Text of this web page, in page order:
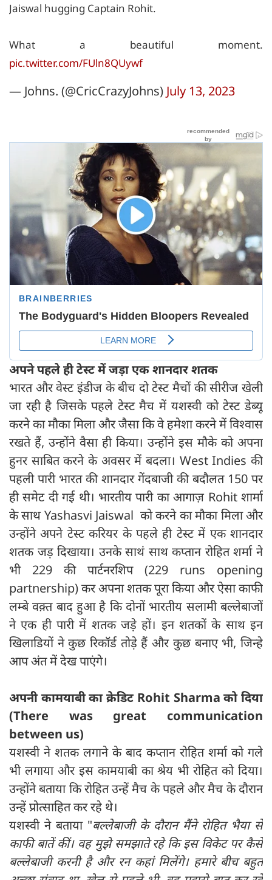
Jaiswal hugging Captain Rohit.
What a beautiful moment.
pic.twitter.com/FUln8QUywf
— Johns. (@CricCrazyJohns) July 13, 2023
अपने पहले ही टेस्ट में जड़ा एक शानदार शतक
भारत और वेस्ट इंडीज के बीच दो टेस्ट मैचों की सीरीज खेली
जा रही है जिसके पहले टेस्ट मैच में यशस्वी को टेस्ट डेब्यू
करने का मौका मिला और जैसा कि वे हमेशा करने में विश्वास
रखते हैं, उन्होंने वैसा ही किया। उन्होंने इस मौके को अपना
हुनर साबित करने के अवसर में बदला। West Indies की
पहली पारी भारत की शानदार गेंदबाजी की बदौलत 150 पर
ही समेट दी गई थी। भारतीय पारी का आगाज़ Rohit शार्मा
के साथ Yashasvi Jaiswal को करने का मौका मिला और
उन्होंने अपने टेस्ट करियर के पहले ही टेस्ट में एक शानदार
शतक जड़ दिखाया। उनके साथं साथ कप्तान रोहित शर्मा ने
भी 229 की पार्टनरशिप (229 runs opening
partnership) कर अपना शतक पूरा किया और ऐसा काफी
लम्बे वक़्त बाद हुआ है कि दोनों भारतीय सलामी बल्लेबाजों
ने एक ही पारी में शतक जड़े हों। इन शतकों के साथ इन
खिलाडियों ने कुछ रिकॉर्ड तोड़े हैं और कुछ बनाए भी, जिन्हे
आप अंत में देख पाएंगे।
अपनी कामयाबी का क्रेडिट Rohit Sharma को दिया
(There was great communication
between us)
यशस्वी ने शतक लगाने के बाद कप्तान रोहित शर्मा को गले
भी लगाया और इस कामयाबी का श्रेय भी रोहित को दिया।
उन्होंने बताया कि रोहित उन्हें मैच के पहले और मैच के दौरान
उन्हें प्रोत्साहित कर रहे थे।
यशस्वी ने बताया "बल्लेबाजी के दौरान मैंने रोहित भैया से
काफी बातें कीं। वह मुझे समझाते रहे कि इस विकेट पर कैसे
बल्लेबाजी करनी है और रन कहां मिलेंगे। हमारे बीच बहुत